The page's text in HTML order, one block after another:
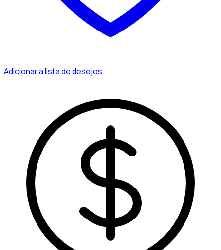
Adicionar à lista de desejos